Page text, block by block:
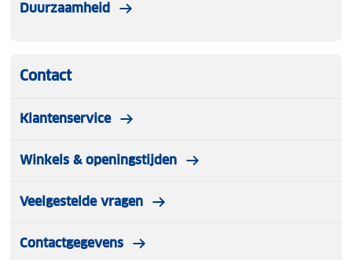
Duurzaamheid
Contact
Klantenservice
Winkels & openingstijden
Veelgestelde vragen
Contactgegevens